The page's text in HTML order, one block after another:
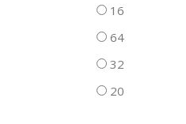
16
64
32
20